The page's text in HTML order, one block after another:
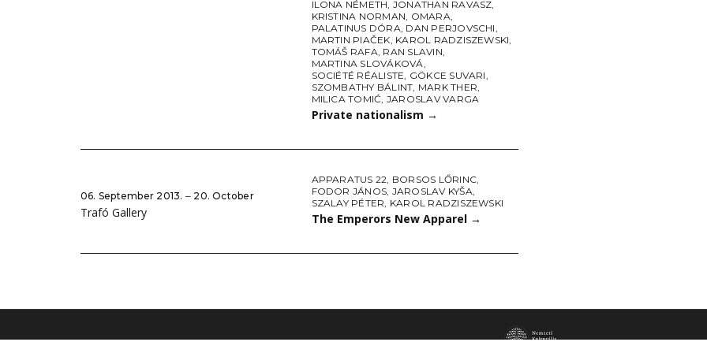
ILONA NÉMETH, JONATHAN RAVASZ,
KRISTINA NORMAN, OMARA,
PALATINUS DÓRA, DAN PERJOVSCHI,
MARTIN PIAČEK, KAROL RADZISZEWSKI,
TOMÁŠ RAFA, RAN SLAVIN,
MARTINA SLOVÁKOVÁ,
SOCIÉTÉ RÉALISTE, GÖKCE SUVARI,
SZOMBATHY BÁLINT, MARK THER,
MILICA TOMIĆ, JAROSLAV VARGA
Private nationalism →
06. September 2013. ‒ 20. October
Trafó Gallery
APPARATUS 22, BORSOS LŐRINC,
FODOR JÁNOS, JAROSLAV KYŠA,
SZALAY PÉTER, KAROL RADZISZEWSKI
The Emperors New Apparel →
IMPRINT CONTACT